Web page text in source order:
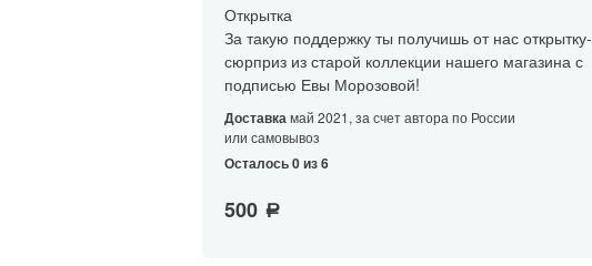
Открытка
За такую поддержку ты получишь от нас открытку-
сюрприз из старой коллекции нашего магазина с
подписью Евы Морозовой!
Доставкамай 2021, за счет автора по России
или самовывоз
Осталось 0 из 6
500 a